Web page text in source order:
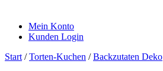
Mein Konto
Kunden Login
Start /Torten-Kuchen /Backzutaten Deko